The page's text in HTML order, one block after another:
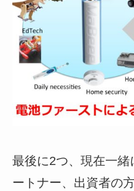
最後に2つ、現在一
ートナー、出資者の